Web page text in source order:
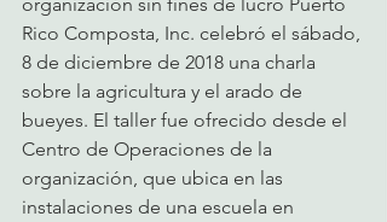
Rico Composta, Inc. celebró el sábado,
8 de diciembre de 2018 una charla
sobre la agricultura y el arado de
bueyes. El taller fue ofrecido desde el
Centro de Operaciones de la
organización, que ubica en las
instalaciones de una escuela en